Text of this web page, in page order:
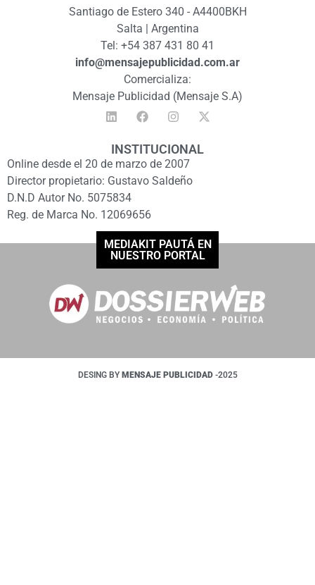
Santiago de Estero 340 - A4400BKH
Salta | Argentina
Tel: +54 387 431 80 41
info@mensajepublicidad.com.ar
Comercializa:
Mensaje Publicidad (Mensaje S.A)
INSTITUCIONAL
Online desde el 20 de marzo de 2007
Director propietario: Gustavo Saldeño
D.N.D Autor No. 5075834
Reg. de Marca No. 12069656
MEDIAKIT PAUTÁ EN
NUESTRO PORTAL
DESING BY MENSAJE PUBLICIDAD -2025